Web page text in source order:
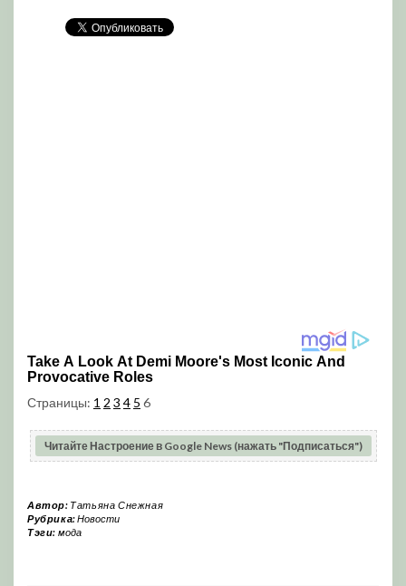
Страницы: 1 2 3 4 5 6
Читайте Настроение в Google News (нажать "Подписаться")
Автор: Татьяна Снежная
Рубрика:Новости
Тэги: мода